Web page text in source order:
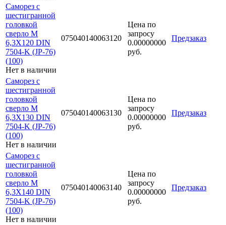
Саморез с
шестигранной
головкой
сверло М
6,3Х120 DIN
7504-K (JP-76)
(100)
Нет в наличии
075040140063120
Цена по
запросу
0.00000000
руб.
Предзаказ
Саморез с
шестигранной
головкой
сверло М
6,3Х130 DIN
7504-K (JP-76)
(100)
Нет в наличии
075040140063130
Цена по
запросу
0.00000000
руб.
Предзаказ
Саморез с
шестигранной
головкой
сверло М
6,3Х140 DIN
7504-K (JP-76)
(100)
Нет в наличии
075040140063140
Цена по
запросу
0.00000000
руб.
Предзаказ